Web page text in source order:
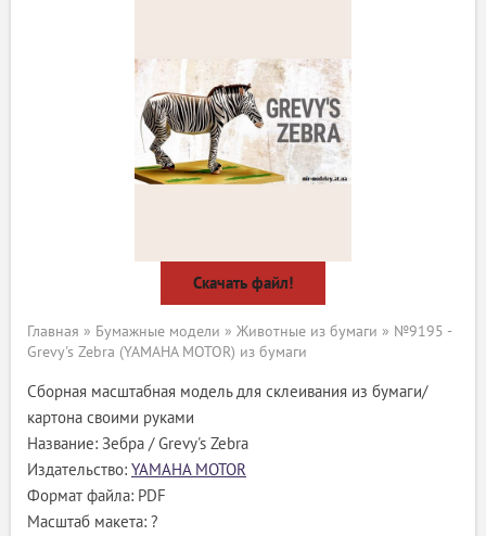
Скачать файл!
Главная » Бумажные модели » Животные из бумаги » №9195 -
Grevy's Zebra (YAMAHA MOTOR) из бумаги
Сборная масштабная модель для склеивания из бумаги/
картона своими руками
Название: Зебра / Grevy's Zebra
Издательство: YAMAHA MOTOR
Формат файла: PDF
Масштаб макета: ?